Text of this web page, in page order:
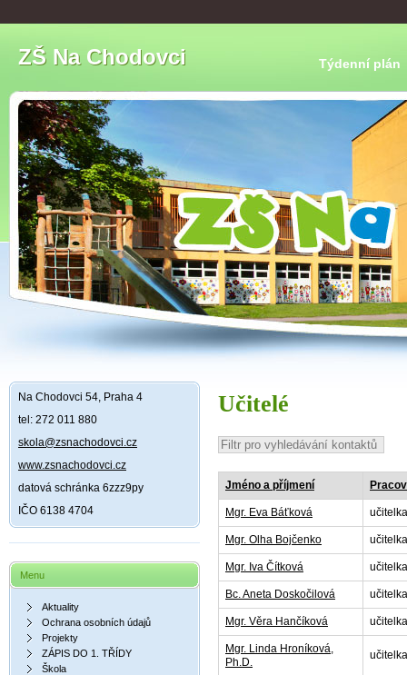
ZŠ Na Chodovci Týdenní plán
Na Chodovci 54, Praha 4
tel: 272 011 880
skola@zsnachodovci.cz
www.zsnachodovci.cz
datová schránka 6zzz9py
IČO 6138 4704
Menu
Aktuality
Ochrana osobních údajů
Projekty
ZÁPIS DO 1. TŘÍDY
Škola
Učitelé
Jméno a příjmení
Mgr. Eva Báťková
Mgr. Olha Bojčenko
Mgr. Iva Čítková
Bc. Aneta Doskočilová
Mgr. Věra Hančíková
Mgr. Linda Hroníková,
Ph.D.